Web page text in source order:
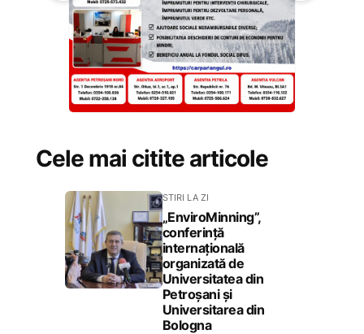
Cele mai citite articole
STIRI LA ZI
„EnviroMinning”,
conferință
internațională
organizată de
Universitatea din
Petroșani și
Universitarea din
Bologna